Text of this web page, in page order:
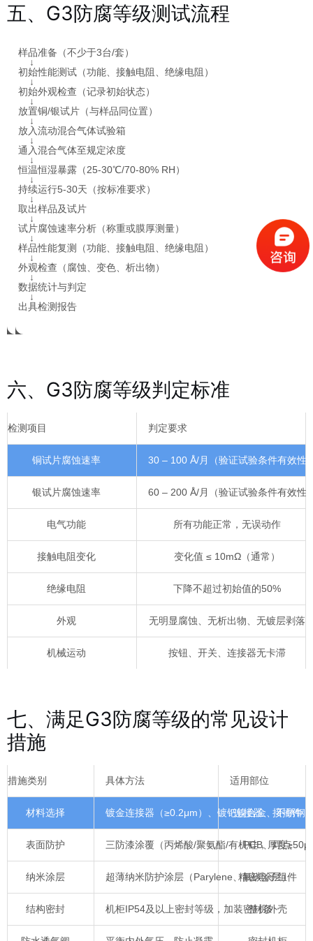
五、G3防腐等级测试流程
样品准备（不少于3台/套）
↓
初始性能测试（功能、接触电阻、绝缘电阻）
↓
初始外观检查（记录初始状态）
↓
放置铜/银试片（与样品同位置）
↓
放入流动混合气体试验箱
↓
通入混合气体至规定浓度
↓
恒温恒湿暴露（25-30℃/70-80% RH）
↓
持续运行5-30天（按标准要求）
↓
取出样品及试片
↓
试片腐蚀速率分析（称重或膜厚测量）
↓
样品性能复测（功能、接触电阻、绝缘电阻）
↓
外观检查（腐蚀、变色、析出物）
↓
数据统计与判定
↓
出具检测报告
六、G3防腐等级判定标准
检测项目 判定要求
铜试片腐蚀速率 30 – 100 Å/月（验证试验条件有效性
银试片腐蚀速率 60 – 200 Å/月（验证试验条件有效性
电气功能 所有功能正常，无误动作
接触电阻变化 变化值 ≤ 10mΩ（通常）
绝缘电阻 下降不超过初始值的50%
外观 无明显腐蚀、无析出物、无镀层剥落
机械运动 按钮、开关、连接器无卡滞
七、满足G3防腐等级的常见设计
措施
措施类别 具体方法 适用部位
材料选择 镀金连接器（≥0.2μm）、镀钯镍合金、不锈钢
连接器、接插件
表面防护 三防漆涂覆（丙烯酸/聚氨酯/有机硅，厚度
PCB、焊点
纳米涂层 超薄纳米防护涂层（Parylene、氟碳涂层）
精密电子组件
结构密封 机柜IP54及以上密封等级，加装密封条
整机外壳